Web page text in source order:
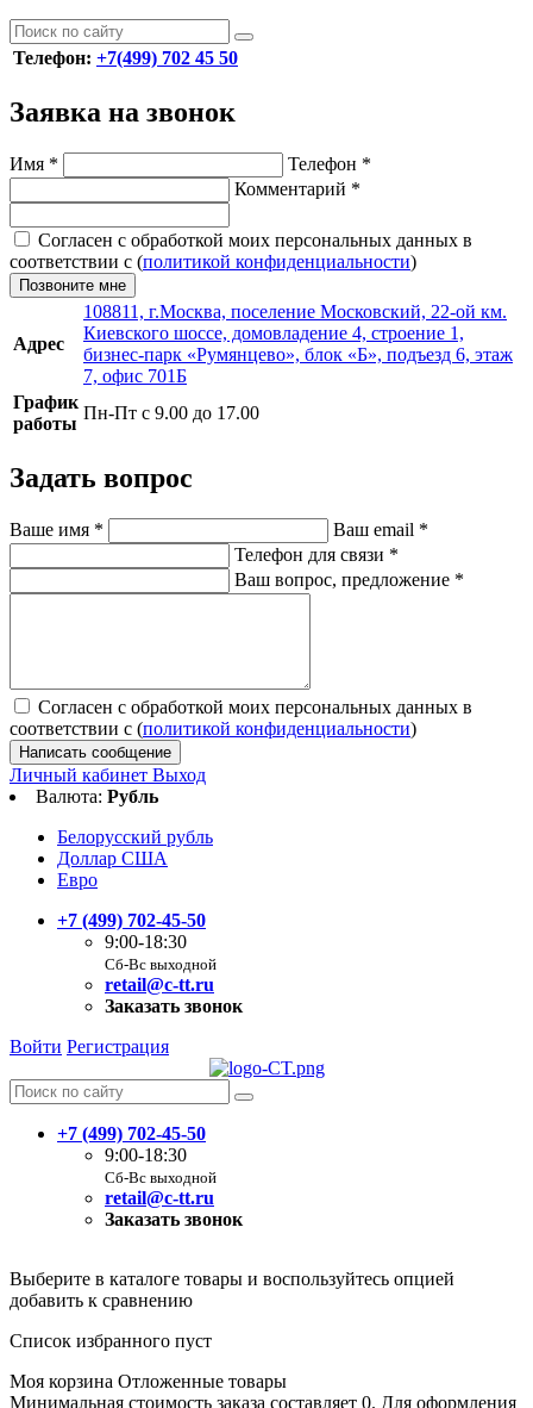
Телефон: +7(499) 702 45 50
Заявка на звонок
Имя * Телефон *
Комментарий *
Согласен с обработкой моих персональных данных в
соответствии с (политикой конфиденциальности)
Позвоните мне
Адрес
108811, г.Москва, поселение Московский, 22-ой км.
Киевского шоссе, домовладение 4, строение 1,
бизнес-парк «Румянцево», блок «Б», подъезд 6, этаж
7, офис 701Б
График
работы
Пн-Пт с 9.00 до 17.00
Задать вопрос
Ваше имя * Ваш email *
Телефон для связи *
Ваш вопрос, предложение *
Согласен с обработкой моих персональных данных в
соответствии с (политикой конфиденциальности)
Написать сообщение
Личный кабинет Выход
Валюта: Рубль
Белорусский рубль
Доллар США
Евро
+7 (499) 702-45-50
9:00-18:30
Сб-Вс выходной
retail@c-tt.ru
Заказать звонок
Войти Регистрация
+7 (499) 702-45-50
9:00-18:30
Сб-Вс выходной
retail@c-tt.ru
Заказать звонок
Выберите в каталоге товары и воспользуйтесь опцией
добавить к сравнению
Список избранного пуст
Моя корзина Отложенные товары
Минимальная стоимость заказа составляет 0. Для оформления